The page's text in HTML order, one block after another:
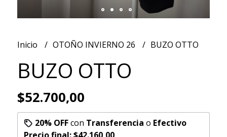
Inicio OTOÑO INVIERNO 26 BUZO OTTO
BUZO OTTO
$52.700,00
20% OFFcon Transferencia o Efectivo